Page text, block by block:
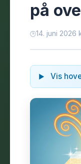
på
14. juni 2026
Vis